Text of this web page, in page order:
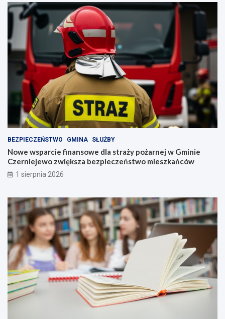
BEZPIECZEŃSTWO GMINA SŁUŻBY
Nowe wsparcie finansowe dla straży pożarnej w Gminie
Czerniejewo zwiększa bezpieczeństwo mieszkańców
1 sierpnia 2026